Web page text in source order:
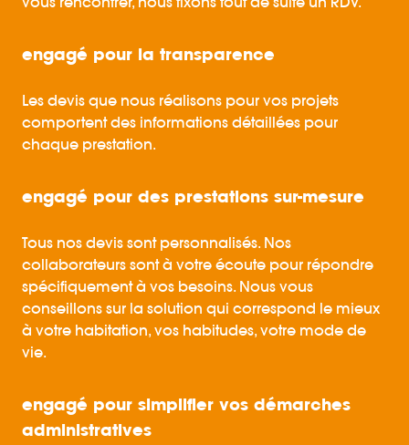
engagé pour la transparence
Les devis que nous réalisons pour vos projets
comportent des informations détaillées pour
chaque prestation.
engagé pour des prestations sur-mesure
Tous nos devis sont personnalisés. Nos
collaborateurs sont à votre écoute pour répondre
spécifiquement à vos besoins. Nous vous
conseillons sur la solution qui correspond le mieux
à votre habitation, vos habitudes, votre mode de
vie.
engagé pour simplifier vos démarches
administratives